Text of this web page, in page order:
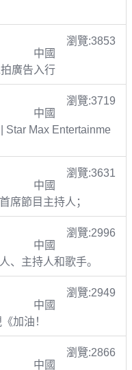
瀏覽:3853
中國
廣告入行
瀏覽:3719
中國
Star Max Entertainme
瀏覽:3631
中國
席節目主持人；
瀏覽:2996
中國
、主持人和歌手。
瀏覽:2949
中國
加油！
瀏覽:2866
中國